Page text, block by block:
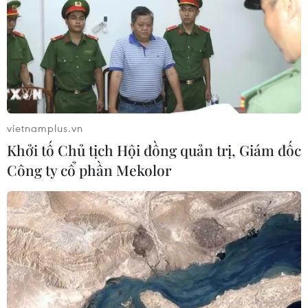
TIN CÙNG CHUYÊN MỤC
Buổi hòa nhạc kéo dài 639 năm vừa
mới hoàn thành 4% hành trình
06/08/2026 11:54
Dự thảo Luật Kiến trúc: Bổ sung quy
vietnamplus.vn
Khởi tố Chủ tịch Hội đồng quản trị, Giám đốc
Công ty cổ phần Mekolor